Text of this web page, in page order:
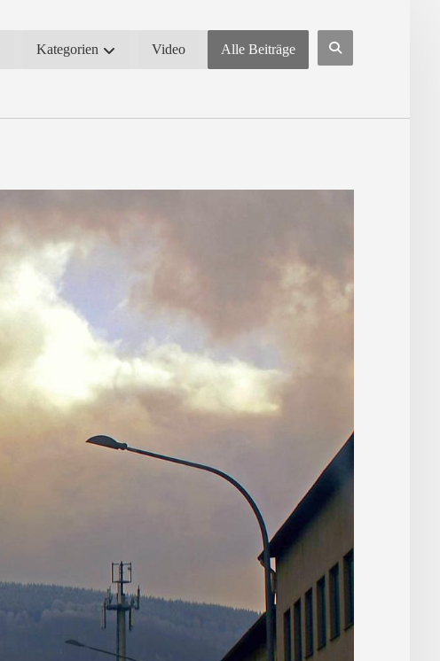
Kategorien Video Alle Beiträge